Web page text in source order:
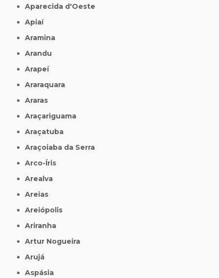
Aparecida d'Oeste
Apiaí
Aramina
Arandu
Arapeí
Araraquara
Araras
Araçariguama
Araçatuba
Araçoiaba da Serra
Arco-Íris
Arealva
Areias
Areiópolis
Ariranha
Artur Nogueira
Arujá
Aspásia